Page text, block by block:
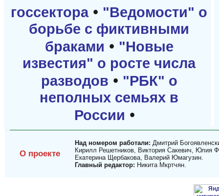
госсектора• "Ведомости" о
борьбе с фиктивными
браками • "Новые
известия" о росте числа
разводов • "РБК" о
неполных семьях в
России •
О проекте
Над номером работали: Дмитрий
Кирилл Решетников, Виктория Сакевич, Юлия
Екатерина Щербакова, Валерий Юмагузин.
Главный редактор: Никита Мкртчян.